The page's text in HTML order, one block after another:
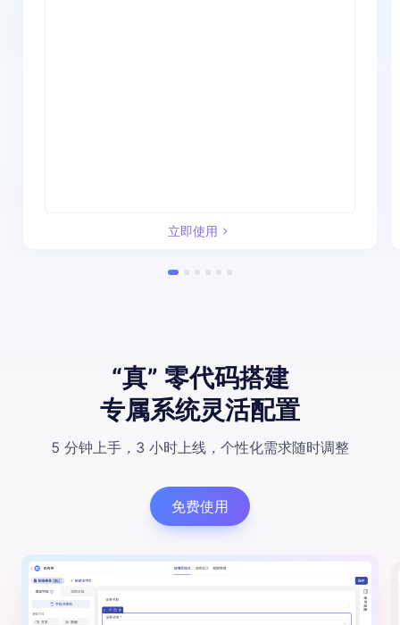
立即使用
“真” 零代码搭建
专属系统灵活配置
5 分钟上手 ， 3 小时上线 ， 个性化需求随时调整
免费使用